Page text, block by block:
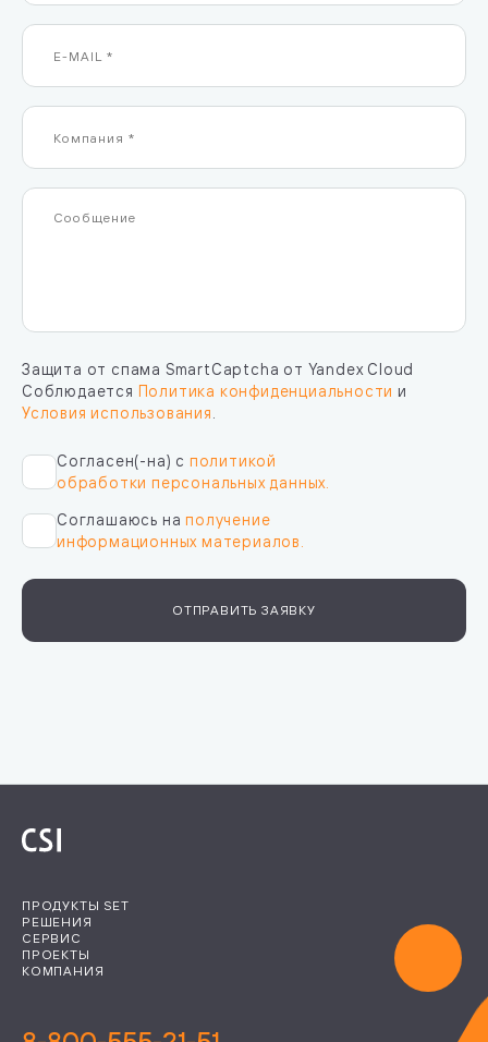
Защита от спама SmartCaptcha от Yandex Cloud
Соблюдается Политика конфиденциальности и
Условия использования
Согласен(-на) с политикой
обработки персональных данных.
Соглашаюсь наполучение
информационных материалов.
ОТПРАВИТЬ ЗАЯВКУ
ПРОДУКТЫ SET
РЕШЕНИЯ
СЕРВИС
ПРОЕКТЫ
КОМПАНИЯ